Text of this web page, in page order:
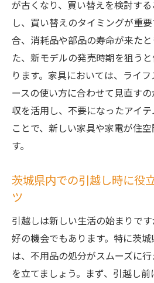
が古くなり、買い替えを検討す
し、買い替えのタイミングが重
合、消耗品や部品の寿命が来た
た、新モデルの発売時期を狙う
ります。家具においては、ライ
ースの使い方に合わせて見直す
収を活用し、不要になったアイ
ことで、新しい家具や家電が住
す。
茨城県内での引越し時に役
ツ
引越しは新しい生活の始まりで
好の機会でもあります。特に茨
は、不用品の処分がスムーズに
を立てましょう。まず、引越し